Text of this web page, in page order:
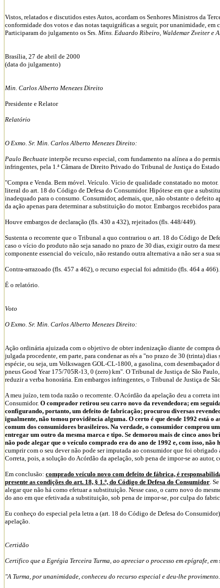
Vistos, relatados e discutidos estes Autos, acordam os Senhores Ministros da
conformidade dos votos e das notas taquigráficas a seguir, por unanimidade,
Participaram do julgamento os Srs. Mins. Eduardo Ribeiro, Waldemar Zveiter e
Brasília, 27 de abril de 2000
(data do julgamento)
Min. Carlos Alberto Menezes Direito
Presidente e Relator
Relatório
O Exmo. Sr. Min. Carlos Alberto Menezes Direito:
Paulo Bechuate interpõe recurso especial, com fundamento na alínea a do
infringentes, pela 1.ª Câmara de Direito Privado do Tribunal de Justiça do
"Compra e Venda. Bem móvel. Veículo. Vício de qualidade constatado no
literal do art. 18 do Código de Defesa do Consumidor. Hipótese em que a
inadequado para o consumo. Consumidor, ademais, que, não obstante o defeito
da ação apenas para determinar a substituição do motor. Embargos recebidos
Houve embargos de declaração (fls. 430 a 432), rejeitados (fls. 448/449).
Sustenta o recorrente que o Tribunal a quo contrariou o art. 18 do Código de
caso o vício do produto não seja sanado no prazo de 30 dias, exigir outro da
componente essencial do veículo, não restando outra alternativa a não ser a sua
Contra-arrazoado (fls. 457 a 462), o recurso especial foi admitido (fls. 464 a 466).
É o relatório.
Voto
O Exmo. Sr. Min. Carlos Alberto Menezes Direito:
Ação ordinária ajuizada com o objetivo de obter indenização diante de compra
julgada procedente, em parte, para condenar as rés a "no prazo de 30 (trinta)
espécie, ou seja, um Volkswagen GOL-CL-1800, a gasolina, com desembaçador
pneus Good Year 175/705R-13, 0 (zero) km". O Tribunal de Justiça de São
reduzir a verba honorária. Em embargos infringentes, o Tribunal de Justiça de
A meu juízo, tem toda razão o recorrente. O Acórdão da apelação deu a correta
Consumidor. O comprador retirou seu carro novo da revendedora; em
configurando, portanto, um defeito de fabricação; procurou diversas
igualmente, não tomou providência alguma. O certo é que desde 1992 está o
comum dos consumidores brasileiros. Na verdade, o consumidor comprou
entregar um outro da mesma marca e tipo. Se demorou mais de cinco anos
não pode alegar que o veículo comprado era do ano de 1992 e, com isso,
cumprir com o seu dever não pode ser imputada ao consumidor que foi obrigado
Correta, pois, a solução do Acórdão da apelação, sob pena de impor-se ao autor,
Em conclusão: comprado veículo novo com defeito de fábrica, é
presente as condições do art. 18, § 1.º, do Código de Defesa do Consumidor.
alegar que não há como efetuar a substituição. Nesse caso, o carro novo do
do ano em que efetivada a substituição, sob pena de impor-se, por culpa do
Eu conheço do especial pela letra a (art. 18 do Código de Defesa do
apelação.
Certidão
Certifico que a Egrégia Terceira Turma, ao apreciar o processo em epígrafe,
"A Turma, por unanimidade, conheceu do recurso especial e deu-lhe